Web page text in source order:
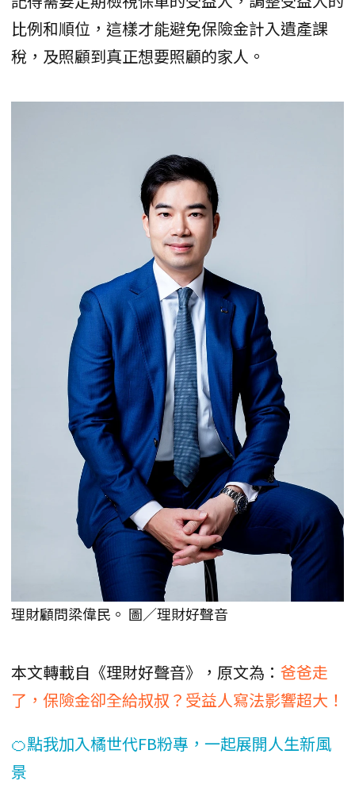
比例和順位，這樣才能避免保險金計入遺產課
稅，及照顧到真正想要照顧的家人。
理財顧問梁偉民。 圖／理財好聲音
本文轉載自《理財好聲音》，原文為： 爸爸走
了，保險金卻全給叔叔？受益人寫法影響超大！
🍊點我加入橘世代FB粉專，一起展開人生新風
景